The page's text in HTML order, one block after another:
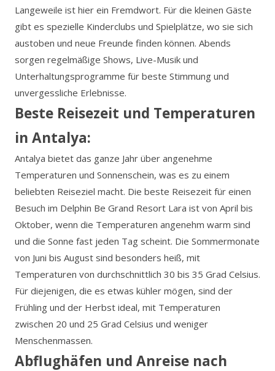
Langeweile ist hier ein Fremdwort. Für die kleinen Gäste
gibt es spezielle Kinderclubs und Spielplätze, wo sie sich
austoben und neue Freunde finden können. Abends
sorgen regelmäßige Shows, Live-Musik und
Unterhaltungsprogramme für beste Stimmung und
unvergessliche Erlebnisse.
Beste Reisezeit und Temperaturen
in Antalya:
Antalya bietet das ganze Jahr über angenehme
Temperaturen und Sonnenschein, was es zu einem
beliebten Reiseziel macht. Die beste Reisezeit für einen
Besuch im Delphin Be Grand Resort Lara ist von April bis
Oktober, wenn die Temperaturen angenehm warm sind
und die Sonne fast jeden Tag scheint. Die Sommermonate
von Juni bis August sind besonders heiß, mit
Temperaturen von durchschnittlich 30 bis 35 Grad Celsius.
Für diejenigen, die es etwas kühler mögen, sind der
Frühling und der Herbst ideal, mit Temperaturen
zwischen 20 und 25 Grad Celsius und weniger
Menschenmassen.
Abflughäfen und Anreise nach